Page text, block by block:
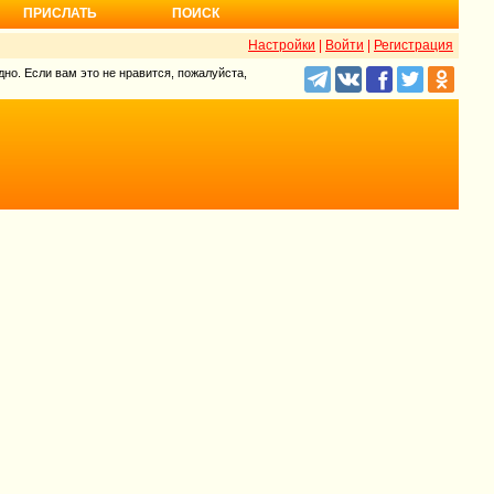
ПРИСЛАТЬ ПОИСК
Настройки Войти Регистрация
Если вам это не нравится, пожалуйста,